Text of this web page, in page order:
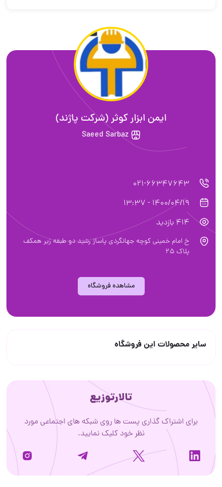
ایمن ابزار کوثر (شرکت پاژند)
Saeed Sarbaz
021-66347643
1400/04/19 - 13:37
414 بازدید
خ امام خمینی کوچه جهانگردی پاساژ رشید دو طبقه زیر همکف
پلاک 25
مشاهده فروشگاه
سایر محصولات این فروشگاه
تالارتوزیع
برای اشتراک گذاری پست ها روی شبکه های اجتماعی مورد
نظر خود کلیک نمایید.